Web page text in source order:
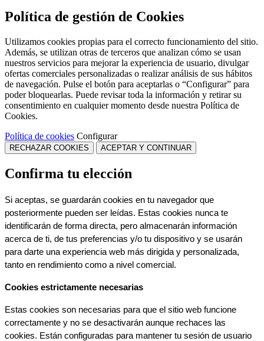
Política de gestión de Cookies
Utilizamos cookies propias para el correcto funcionamiento del sitio.
Además, se utilizan otras de terceros que analizan cómo se usan
nuestros servicios para mejorar la experiencia de usuario, divulgar
ofertas comerciales personalizadas o realizar análisis de sus hábitos
de navegación. Pulse el botón para aceptarlas o “Configurar” para
poder bloquearlas. Puede revisar toda la información y retirar su
consentimiento en cualquier momento desde nuestra Política de
Cookies.
Política de cookies Configurar
RECHAZAR COOKIES ACEPTAR Y CONTINUAR
Confirma tu elección
Si aceptas, se guardarán cookies en tu navegador que
posteriormente pueden ser leídas. Estas cookies nunca te
identificarán de forma directa, pero almacenarán información
acerca de ti, de tus preferencias y/o tu dispositivo y se usarán
para darte una experiencia web más dirigida y personalizada,
tanto en rendimiento como a nivel comercial.
Cookies estrictamente necesarias
Estas cookies son necesarias para que el sitio web funcione
correctamente y no se desactivarán aunque rechaces las
cookies. Están configuradas para mantener tu sesión de usuario